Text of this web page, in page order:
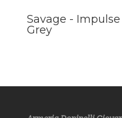
Savage -
Grey